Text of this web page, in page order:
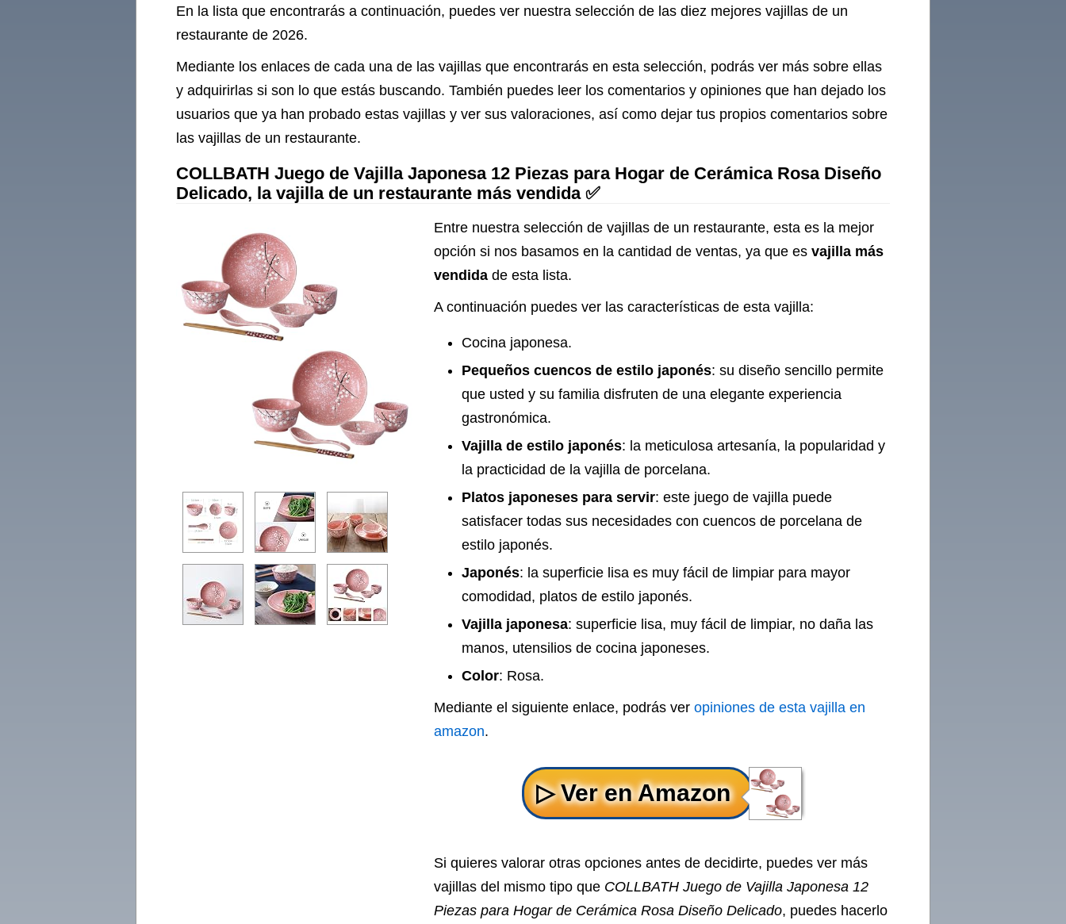
En la lista que encontrarás a continuación, puedes ver nuestra selección de las diez mejores vajillas de un
restaurante de 2026.
Mediante los enlaces de cada una de las vajillas que encontrarás en esta selección, podrás ver más sobre ellas
y adquirirlas si son lo que estás buscando. También puedes leer los comentarios y opiniones que han dejado los
usuarios que ya han probado estas vajillas y ver sus valoraciones, así como dejar tus propios comentarios sobre
las vajillas de un restaurante.
COLLBATH Juego de Vajilla Japonesa 12 Piezas para Hogar de Cerámica Rosa Diseño
Delicado, la vajilla de un restaurante más vendida ✅
Entre nuestra selección de vajillas de un restaurante, esta es la mejor
opción si nos basamos en la cantidad de ventas, ya que es vajilla más
vendida de esta lista.
A continuación puedes ver las características de esta vajilla:
Cocina japonesa.
Pequeños cuencos de estilo japonés: su diseño sencillo permite
que usted y su familia disfruten de una elegante experiencia
gastronómica.
Vajilla de estilo japonés: la meticulosa artesanía, la popularidad y
la practicidad de la vajilla de porcelana.
Platos japoneses para servir: este juego de vajilla puede
satisfacer todas sus necesidades con cuencos de porcelana de
estilo japonés.
Japonés: la superficie lisa es muy fácil de limpiar para mayor
comodidad, platos de estilo japonés.
Vajilla japonesa: superficie lisa, muy fácil de limpiar, no daña las
manos, utensilios de cocina japoneses.
Color: Rosa.
Mediante el siguiente enlace, podrás ver opiniones de esta vajilla en
amazon.
Si quieres valorar otras opciones antes de decidirte, puedes ver más
vajillas del mismo tipo que COLLBATH Juego de Vajilla Japonesa 12
Piezas para Hogar de Cerámica Rosa Diseño Delicado, puedes hacerlo